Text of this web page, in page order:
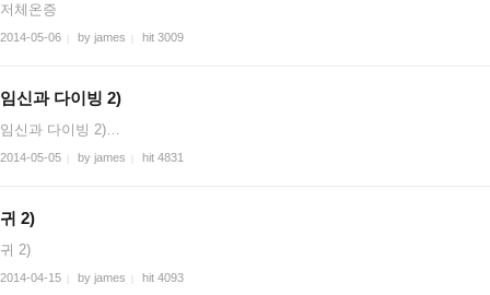
저체온증
2014-05-06 by james hit 3009
임신과 다이빙 2)
임신과 다이빙 2)…
2014-05-05 by james hit 4831
귀 2)
귀 2)
2014-04-15 by james hit 4093